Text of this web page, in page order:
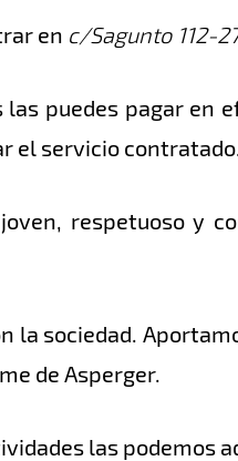
en c/Sagunto 112-
las puedes pagar en
el servicio
respetuoso y
la sociedad.
de Asperger.
las podemos